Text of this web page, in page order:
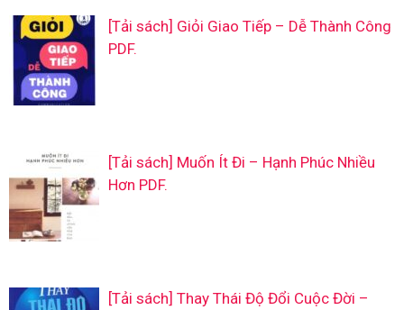
[Tải sách] Giỏi Giao Tiếp – Dễ Thành Công
PDF.
[Tải sách] Muốn Ít Đi – Hạnh Phúc Nhiều
Hơn PDF.
[Tải sách] Thay Thái Độ Đổi Cuộc Đời –